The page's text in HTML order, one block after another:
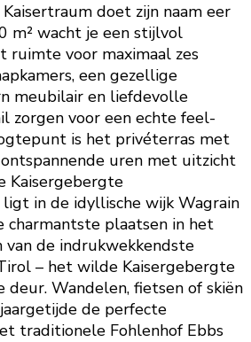
doet zijn naam eer
m² wacht je een stijlvol
ruimte voor maximaal zes
een gezellige
meubilair en liefdevolle
zorgen voor een echte feel-
is het privéterras met
uren met uitzicht
Kaisergebergte
in de idyllische wijk Wagrain
charmantste plaatsen in het
van de indrukwekkendste
– het wilde Kaisergebergte
Wandelen, fietsen of skiën
de perfecte
traditionele Fohlenhof Ebbs